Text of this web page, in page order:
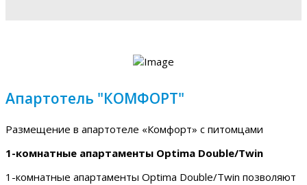
Апартотель "КОМФОРТ"
Размещение в апартотеле «Комфорт» с питомцами
1-комнатные апартаменты Optima Double/Twin
1-комнатные апартаменты Optima Double/Twin позволяют